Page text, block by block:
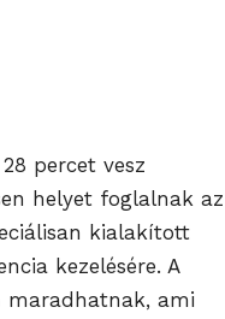
percet vesz
helyet foglalnak az
kialakított
kezelésére. A
maradhatnak, ami